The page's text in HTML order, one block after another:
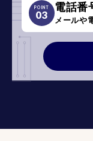
POINT
03
電話番
メールや